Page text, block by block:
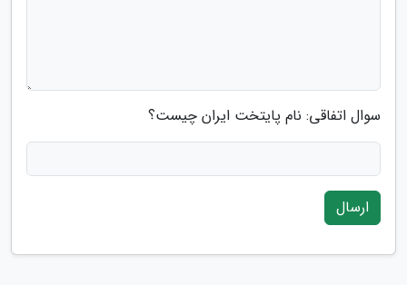
سوال اتفاقی: نام پایتخت ایران چیست؟
ارسال